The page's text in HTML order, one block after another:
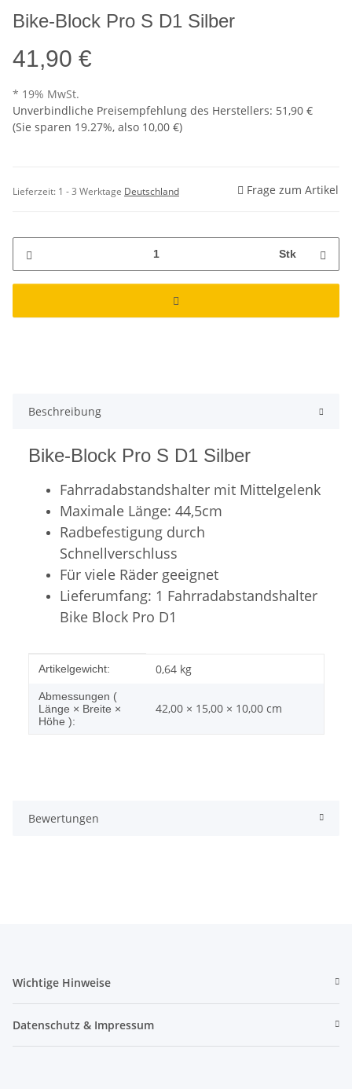
Bike-Block Pro S D1 Silber
41,90 €
* 19% MwSt.
Unverbindliche Preisempfehlung des Herstellers: 51,90 €
(Sie sparen 19.27%, also 10,00 €)
Lieferzeit: 1 - 3 Werktage Deutschland Frage zum Artikel
Stk
Beschreibung
Bike-Block Pro S D1 Silber
Fahrradabstandshalter mit Mittelgelenk
Maximale Länge: 44,5cm
Radbefestigung durch
Schnellverschluss
Für viele Räder geeignet
Lieferumfang: 1 Fahrradabstandshalter
Bike Block Pro D1
Produkteigenschaft
Wert
Artikelgewicht: 0,64 kg
Abmessungen (
Länge × Breite ×
Höhe ):
42,00 × 15,00 × 10,00 cm
Bewertungen
Wichtige Hinweise
Datenschutz & Impressum